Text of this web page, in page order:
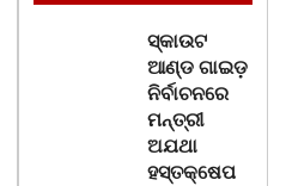
ସ୍କାଉଟ
ଆଣ୍ଡ ଗାଇଡ଼
ନିର୍ବାଚନରେ
ମନ୍ତ୍ରୀ
ଅଯଥା
ହସ୍ତକ୍ଷେପ